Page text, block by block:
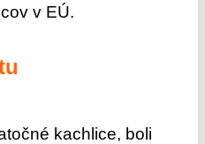
v EÚ.
kachlice, boli